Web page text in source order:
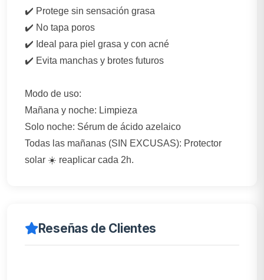
✔️ Protege sin sensación grasa
✔️ No tapa poros
✔️ Ideal para piel grasa y con acné
✔️ Evita manchas y brotes futuros
Modo de uso:
Mañana y noche: Limpieza
Solo noche: Sérum de ácido azelaico
Todas las mañanas (SIN EXCUSAS): Protector
solar ☀️ reaplicar cada 2h.
Reseñas de Clientes